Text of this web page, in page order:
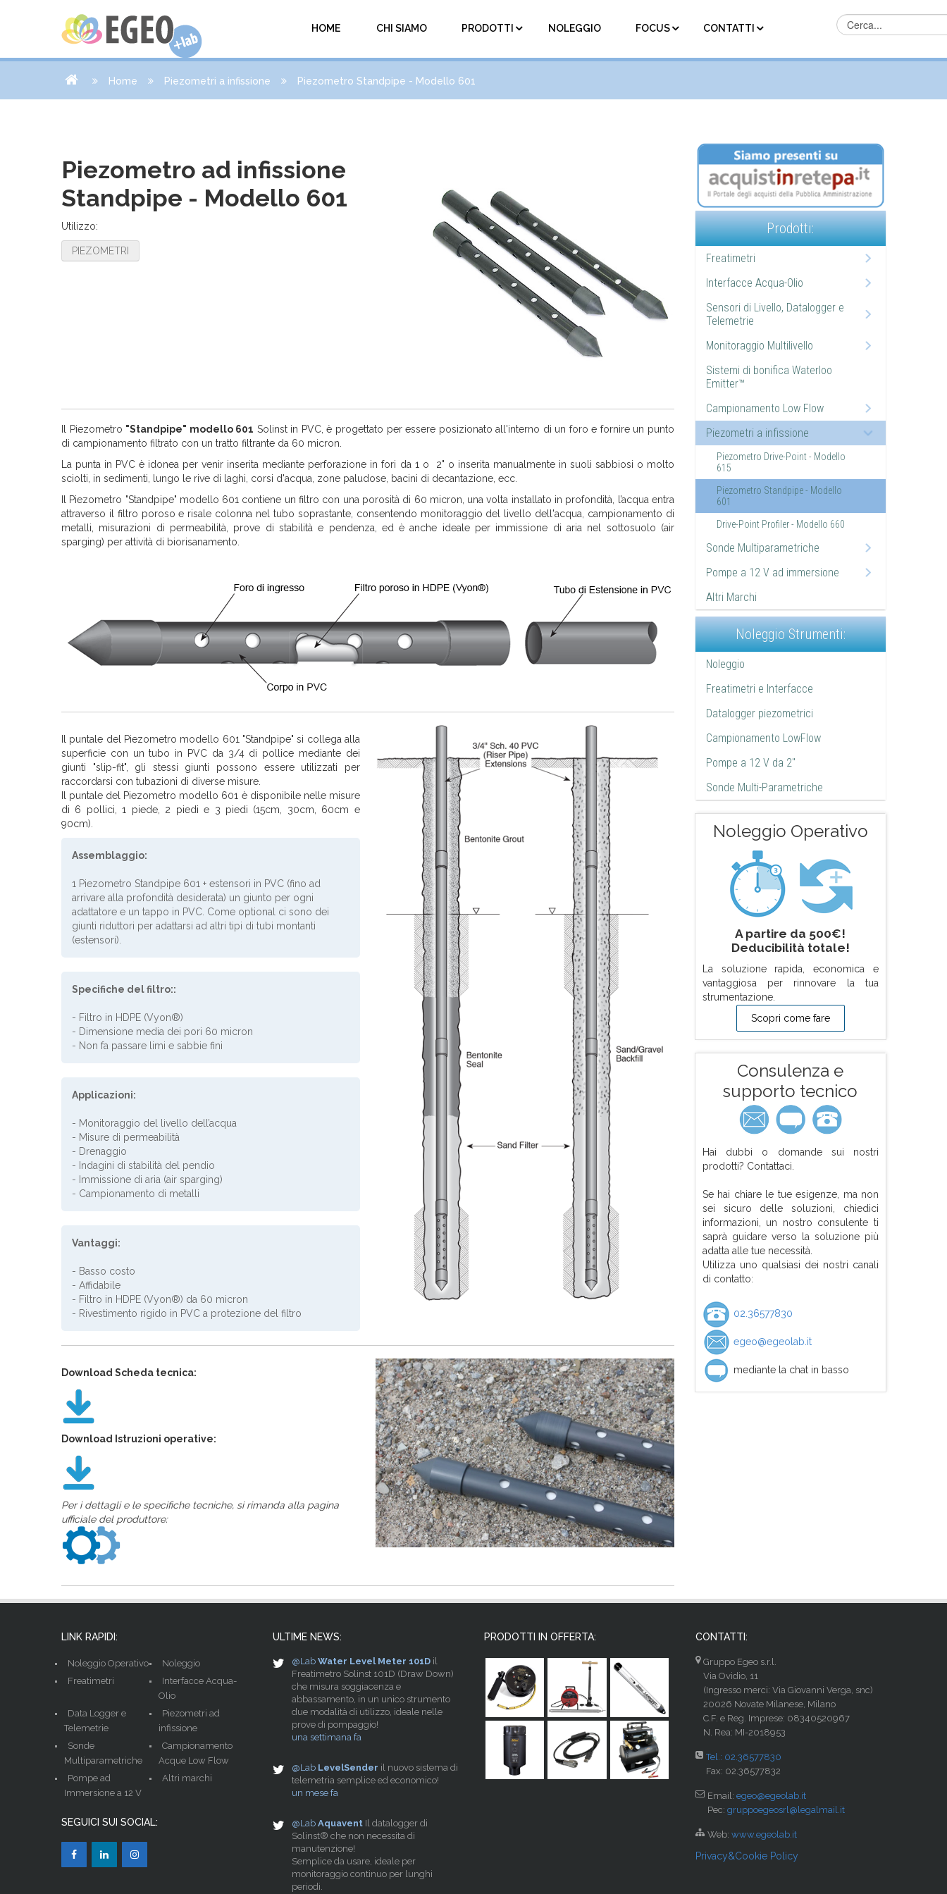
HOME CHI SIAMO PRODOTTI NOLEGGIO FOCUS CONTATTI
Home Piezometri a infissione Piezometro Standpipe - Modello 601
Piezometro ad infissione
Standpipe - Modello 601
Utilizzo:
PIEZOMETRI
Il Piezometro "Standpipe" modello 601 Solinst in PVC, è progettato per essere posizionato all'interno di un foro e fornire un punto
di campionamento filtrato con un tratto filtrante da 60 micron.
La punta in PVC è idonea per venir inserita mediante perforazione in fori da 1 o 2" o inserita manualmente in suoli sabbiosi o molto
sciolti, in sedimenti, lungo le rive di laghi, corsi d'acqua, zone paludose, bacini di decantazione, ecc.
Il Piezometro "Standpipe" modello 601 contiene un filtro con una porosità di 60 micron, una volta installato in profondità, l’acqua entra
attraverso il filtro poroso e risale colonna nel tubo soprastante, consentendo monitoraggio del livello dell'acqua, campionamento di
metalli, misurazioni di permeabilità, prove di stabilità e pendenza, ed è anche ideale per immissione di aria nel sottosuolo (air
sparging) per attività di biorisanamento.
Il puntale del Piezometro modello 601 "Standpipe" si collega alla
superficie con un tubo in PVC da 3/4 di pollice mediante dei
giunti "slip-fit", gli stessi giunti possono essere utilizzati per
raccordarsi con tubazioni di diverse misure.
Il puntale del Piezometro modello 601 è disponibile nelle misure
di 6 pollici, 1 piede, 2 piedi e 3 piedi (15cm, 30cm, 60cm e
90cm).
Assemblaggio:
1 Piezometro Standpipe 601 + estensori in PVC (fino ad
arrivare alla profondità desiderata) un giunto per ogni
adattatore e un tappo in PVC. Come optional ci sono dei
giunti riduttori per adattarsi ad altri tipi di tubi montanti
(estensori).
Specifiche del filtro::
- Filtro in HDPE (Vyon®)
- Dimensione media dei pori 60 micron
- Non fa passare limi e sabbie fini
Applicazioni:
- Monitoraggio del livello dell’acqua
- Misure di permeabilità
- Drenaggio
- Indagini di stabilità del pendio
- Immissione di aria (air sparging)
- Campionamento di metalli
Vantaggi:
- Basso costo
- Affidabile
- Filtro in HDPE (Vyon®) da 60 micron
- Rivestimento rigido in PVC a protezione del filtro
Download Scheda tecnica:
Download Istruzioni operative:
Per i dettagli e le specifiche tecniche, si rimanda alla pagina
ufficiale del produttore:
Prodotti:
Freatimetri
Interfacce Acqua-Olio
Sensori di Livello, Datalogger e
Telemetrie
Monitoraggio Multilivello
Sistemi di bonifica Waterloo
Emitter™
Campionamento Low Flow
Piezometri a infissione
Piezometro Drive-Point - Modello
615
Piezometro Standpipe - Modello
601
Drive-Point Profiler - Modello 660
Sonde Multiparametriche
Pompe a 12 V ad immersione
Altri Marchi
Noleggio Strumenti:
Noleggio
Freatimetri e Interfacce
Datalogger piezometrici
Campionamento LowFlow
Pompe a 12 V da 2"
Sonde Multi-Parametriche
Noleggio Operativo
A partire da 500€!
Deducibilità totale!
La soluzione rapida, economica e
vantaggiosa per rinnovare la tua
strumentazione.
Scopri come fare
Consulenza e
supporto tecnico
Hai dubbi o domande sui nostri
prodotti? Contattaci.
Se hai chiare le tue esigenze, ma non
sei sicuro delle soluzioni, chiedici
informazioni, un nostro consulente ti
saprà guidare verso la soluzione più
adatta alle tue necessità.
Utilizza uno qualsiasi dei nostri canali
di contatto:
02.36577830
egeo@egeolab.it
mediante la chat in basso
LINK RAPIDI:
Noleggio Operativo
Noleggio
Freatimetri
Interfacce Acqua-
Olio
Data Logger e
Telemetrie
Piezometri ad
infissione
Sonde
Multiparametriche
Campionamento
Acque Low Flow
Pompe ad
Immersione a 12 V
Altri marchi
SEGUICI SUI SOCIAL:
ULTIME NEWS:
@Lab Water Level Meter 101D il
Freatimetro Solinst 101D (Draw Down)
che misura soggiacenza e
abbassamento, in un unico strumento
due modalità di utilizzo, ideale nelle
prove di pompaggio!
una settimana fa
@Lab LevelSender il nuovo sistema di
telemetria semplice ed economico!
un mese fa
@Lab Aquavent Il datalogger di
Solinst® che non necessita di
manutenzione!
Semplice da usare, ideale per
monitoraggio continuo per lunghi
periodi.
PRODOTTI IN OFFERTA: CONTATTI:
Gruppo Egeo s.r.l.
Via Ovidio, 11
(Ingresso merci: Via Giovanni Verga, snc)
20026 Novate Milanese, Milano
C.F. e Reg. Imprese: 08340520967
N. Rea: MI-2018953
Tel.: 02.36577830
Fax: 02.36577832
Email: egeo@egeolab.it
Pec: gruppoegeosrl@legalmail.it
Web: www.egeolab.it
Privacy&Cookie Policy